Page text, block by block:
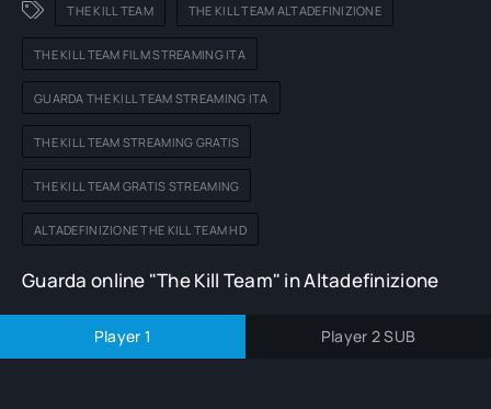
THE KILL TEAM THE KILL TEAM ALTADEFINIZIONE
THE KILL TEAM FILM STREAMING ITA
GUARDA THE KILL TEAM STREAMING ITA
THE KILL TEAM STREAMING GRATIS
THE KILL TEAM GRATIS STREAMING
ALTADEFINIZIONE THE KILL TEAM HD
Guarda online "The Kill Team" in Altadefinizione
Player 1 Player 2 SUB